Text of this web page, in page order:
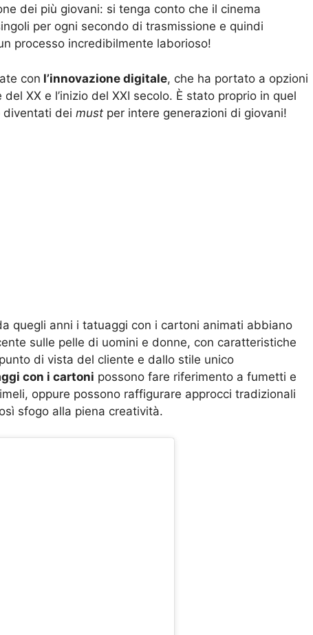
dei più giovani: si tenga conto che il cinema
per ogni secondo di trasmissione e quindi
processo incredibilmente laborioso!
con l’innovazione digitale, che ha portato a opzioni
XX e l’inizio del XXI secolo. È stato proprio in quel
diventati dei must per intere generazioni di giovani!
quegli anni i tatuaggi con i cartoni animati abbiano
sulle pelle di uomini e donne, con caratteristiche
di vista del cliente e dallo stile unico
con i cartoni possono fare riferimento a fumetti e
oppure possono raffigurare approcci tradizionali
sfogo alla piena creatività.